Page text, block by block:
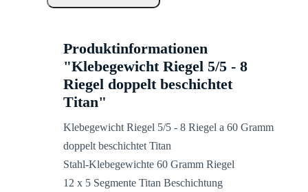
Produktinformationen
"Klebegewicht Riegel 5/5 - 8
Riegel doppelt beschichtet
Titan"
Klebegewicht Riegel 5/5 - 8 Riegel a 60 Gramm
doppelt beschichtet Titan
Stahl-Klebegewichte 60 Gramm Riegel
12 x 5 Segmente Titan Beschichtung